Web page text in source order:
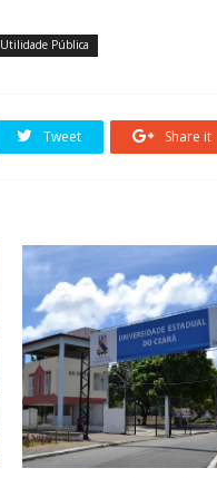
Utilidade Pública
Tweet Share it